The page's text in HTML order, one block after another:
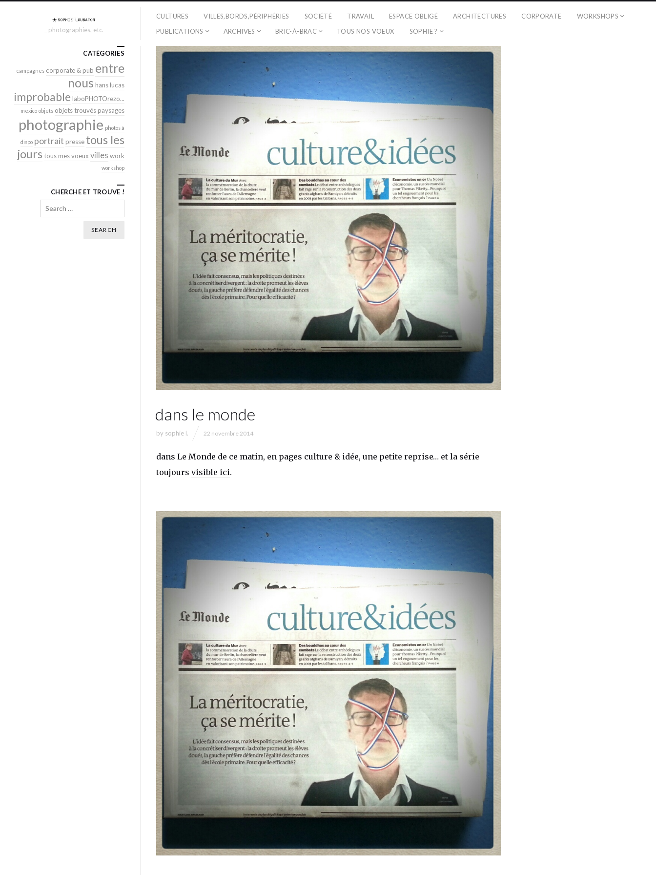
_ photographies, etc.
CULTURES VILLES,BORDS,PÉRIPHÉRIES SOCIÉTÉ TRAVAIL ESPACE OBLIGÉ ARCHITECTURES CORPORATE
WORKSHOPS
PUBLICATIONS
ARCHIVES BRIC-À-BRAC TOUS NOS VOEUX SOPHIE ?
dans le monde
by sophie l. 22 novembre 2014
dans Le Monde de ce matin, en pages culture & idée, une petite reprise… et la série
toujours visible ici.
CATÉGORIES
campagnes corporate & pub entre
nous hans lucas
improbable laboPHOTOrezo...
mexico objets objets trouvéspaysages
photographie photos à
dispo portrait presse tous les
jours tous mes voeux villes work
workshop
CHERCHE ET TROUVE !
Search